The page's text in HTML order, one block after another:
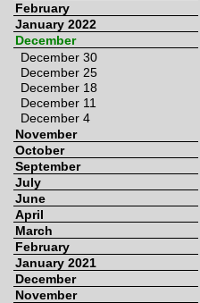
February
January 2022
December
December 30
December 25
December 18
December 11
December 4
November
October
September
July
June
April
March
February
January 2021
December
November